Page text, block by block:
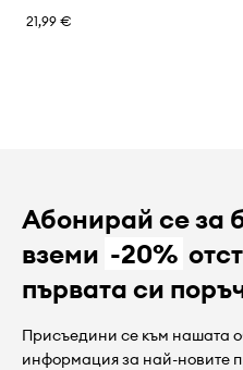
21,99 €
Абонирай се за
вземи -20%
първата си
Присъедини се към нашата
информация за най-новите